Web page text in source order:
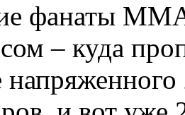
фанаты ММА
– куда